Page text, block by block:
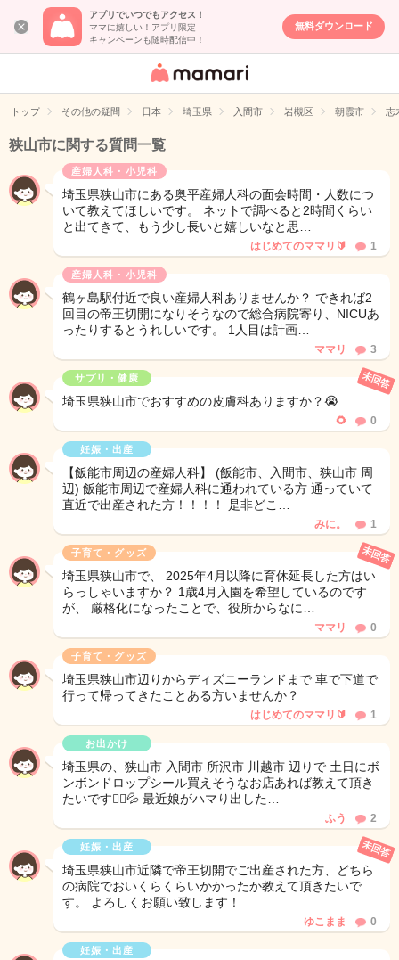
アプリでいつでもアクセス！
ママに嬉しい！アプリ限定
キャンペーンも随時配信中！
無料ダウンロード
女性専用匿名QA
イト
トップ その他の疑問 日本 埼玉県 入間市 岩槻区 朝霞市 志
狭山市に関する質問一覧
産婦人科・小児科
埼玉県狭山市にある奥平産婦人科の面会時間・人数につ
いて教えてほしいです。 ネットで調べると2時間くらい
と出てきて、もう少し長いと嬉しいなと思…
はじめてのママリ🔰 1
産婦人科・小児科
鶴ヶ島駅付近で良い産婦人科ありませんか？ できれば2
回目の帝王切開になりそうなので総合病院寄り、NICUあ
ったりするとうれしいです。 1人目は計画…
ママリ 3
サプリ・健康
埼玉県狭山市でおすすめの皮膚科ありますか？😭
未回答
🌻 0
妊娠・出産
【飯能市周辺の産婦人科】 (飯能市、入間市、狭山市 周
辺) 飯能市周辺で産婦人科に通われている方 通っていて
直近で出産された方！！！！ 是非どこ…
みに。 1
子育て・グッズ
埼玉県狭山市で、 2025年4月以降に育休延長した方はい
らっしゃいますか？ 1歳4月入園を希望しているのです
が、 厳格化になったことで、役所からなに…
未回答
ママリ 0
子育て・グッズ
埼玉県狭山市辺りからディズニーランドまで 車で下道で
行って帰ってきたことある方いませんか？
はじめてのママリ🔰 1
お出かけ
埼玉県の、狭山市 入間市 所沢市 川越市 辺りで 土日にボ
ンボンドロップシール買えそうなお店あれば教えて頂き
たいです🙇‍♀️💦 最近娘がハマり出した…
ふう 2
妊娠・出産
埼玉県狭山市近隣で帝王切開でご出産された方、どちら
の病院でおいくらくらいかかったか教えて頂きたいで
す。 よろしくお願い致します！
未回答
ゆこまま 0
妊娠・出産